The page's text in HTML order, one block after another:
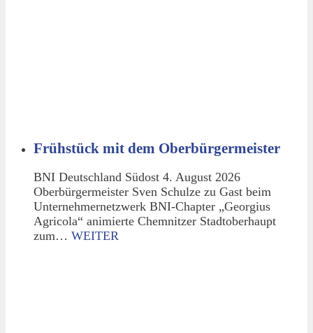
Frühstück mit dem Oberbürgermeister
BNI Deutschland Südost 4. August 2026
Oberbürgermeister Sven Schulze zu Gast beim
Unternehmernetzwerk BNI-Chapter „Georgius
Agricola“ animierte Chemnitzer Stadtoberhaupt
zum… WEITER